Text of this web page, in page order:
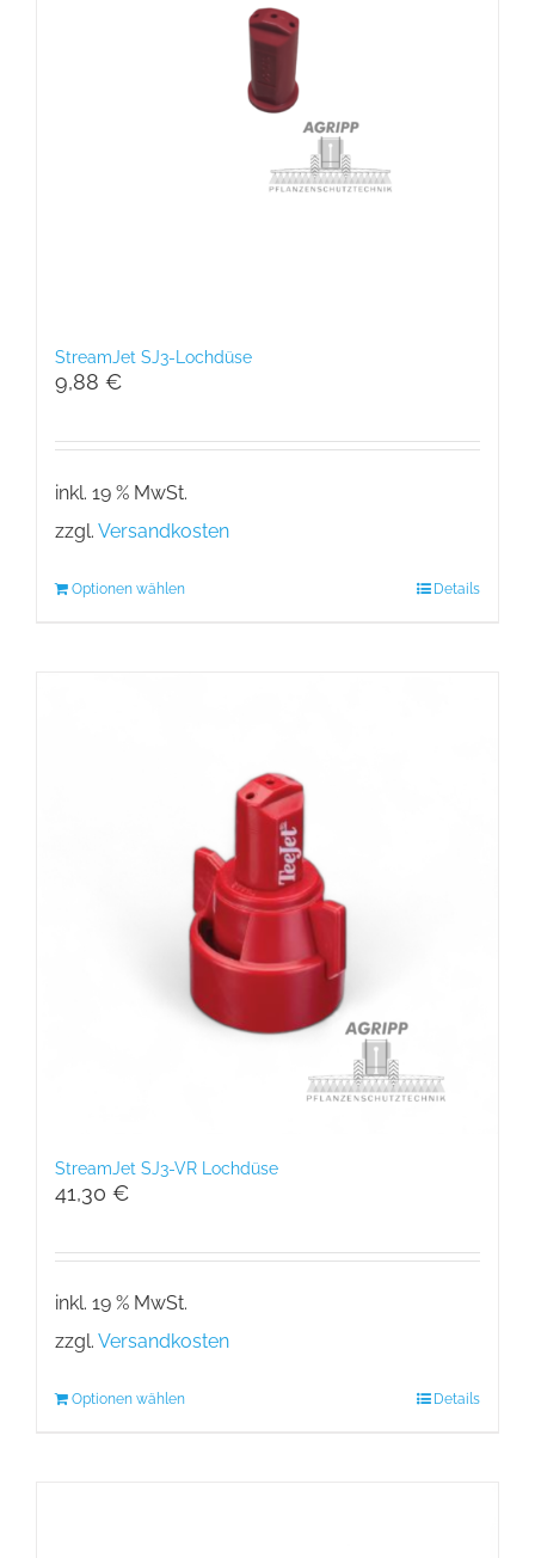
StreamJet SJ3-Lochdüse
9,88 €
inkl. 19 % MwSt.
zzgl. Versandkosten
Optionen wählen Details
StreamJet SJ3-VR Lochdüse
41,30 €
inkl. 19 % MwSt.
zzgl. Versandkosten
Optionen wählen Details